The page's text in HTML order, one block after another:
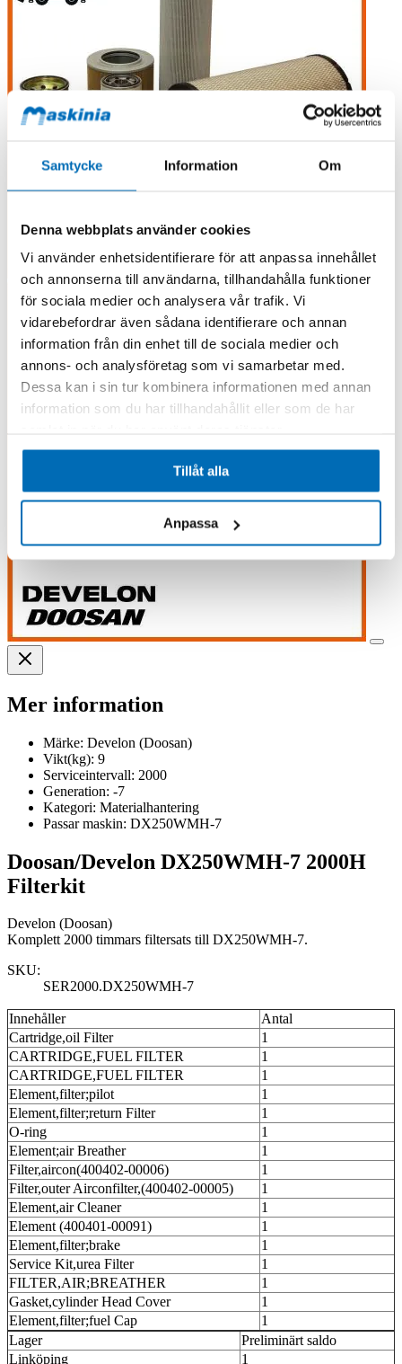
Samtycke Information Om
Denna webbplats använder cookies
Vi använder enhetsidentifierare för att anpassa innehållet
och annonserna till användarna, tillhandahålla funktioner
för sociala medier och analysera vår trafik. Vi
vidarebefordrar även sådana identifierare och annan
information från din enhet till de sociala medier och
annons- och analysföretag som vi samarbetar med.
Dessa kan i sin tur kombinera informationen med annan
information som du har tillhandahållit eller som de har
Tillåt alla
Anpassa
Mer information
Märke: Develon (Doosan)
Vikt(kg): 9
Serviceintervall: 2000
Generation: -7
Kategori: Materialhantering
Passar maskin: DX250WMH-7
Doosan/Develon DX250WMH-7 2000H
Filterkit
Develon (Doosan)
Komplett 2000 timmars filtersats till DX250WMH-7.
SKU:
SER2000.DX250WMH-7
Innehåller
Antal
Cartridge,oil Filter
1
CARTRIDGE,FUEL FILTER
1
CARTRIDGE,FUEL FILTER
1
Element,filter;pilot
1
Element,filter;return Filter
1
O-ring
1
Element;air Breather
1
Filter,aircon(400402-00006)
1
Filter,outer Airconfilter,(400402-00005)
1
Element,air Cleaner
1
Element (400401-00091)
1
Element,filter;brake
1
Service Kit,urea Filter
1
FILTER,AIR;BREATHER
1
Gasket,cylinder Head Cover
1
Element,filter;fuel Cap
1
Lager
Preliminärt saldo
Linköping
1